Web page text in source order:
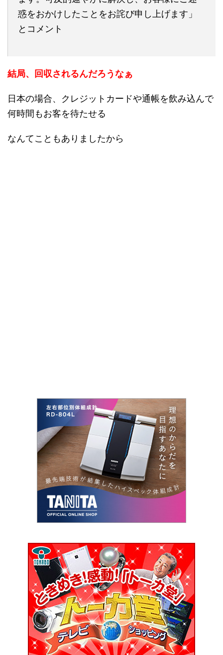
惑をおかけしたことをお詫び申し上げます」
とコメント
結局、回収されるんだろうなぁ
日本の場合、クレジットカードや通帳を飲み込んで
何時間もお客を待たせる
なんてこともありましたから